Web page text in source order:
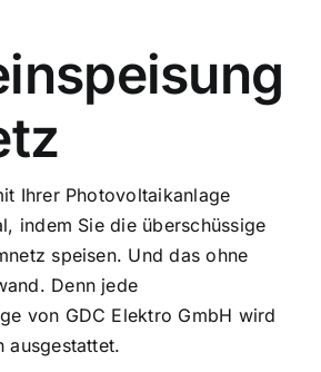
Ihrer Photovoltaikanlage
indem Sie die überschüssige
speisen. Und das ohne
Denn jede
von GDC Elektro GmbH wird
ausgestattet.